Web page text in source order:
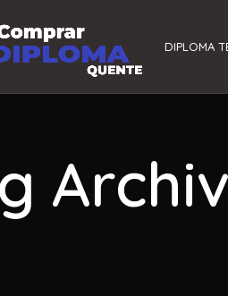
DIPLOMA